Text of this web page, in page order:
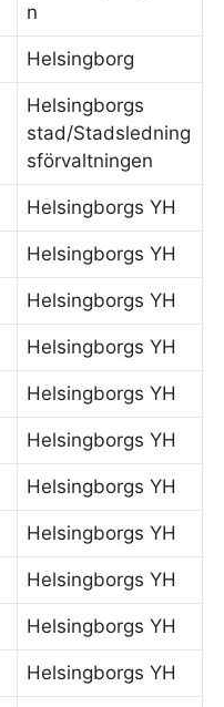
n
Helsingborg
Helsingborgs
stad/Stadsledning
sförvaltningen
Helsingborgs YH
Helsingborgs YH
Helsingborgs YH
Helsingborgs YH
Helsingborgs YH
Helsingborgs YH
Helsingborgs YH
Helsingborgs YH
Helsingborgs YH
Helsingborgs YH
Helsingborgs YH